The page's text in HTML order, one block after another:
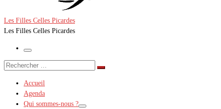
Les Filles Celles Picardes
Les Filles Celles Picardes
Menu
Rechercher
Rechercher
Accueil
Agenda
Qui sommes-nous ?